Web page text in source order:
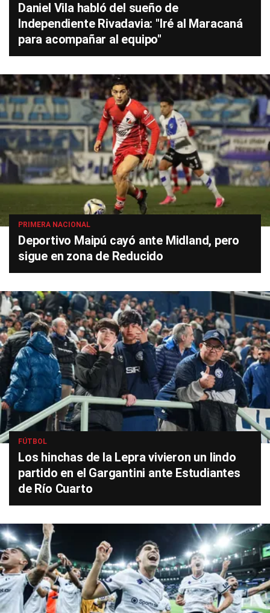
Daniel Vila habló del sueño de
Independiente Rivadavia: "Iré al Maracaná
para acompañar al equipo"
PRIMERA NACIONAL
Deportivo Maipú cayó ante Midland, pero
sigue en zona de Reducido
FÚTBOL
Los hinchas de la Lepra vivieron un lindo
partido en el Gargantini ante Estudiantes
de Río Cuarto